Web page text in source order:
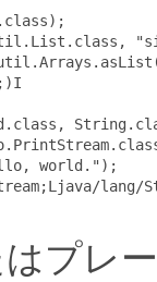
world.");
lang/
はプレ